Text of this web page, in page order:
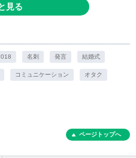
見る
名刺 発言 結婚式
コミュニケーション オタク
ページトップへ